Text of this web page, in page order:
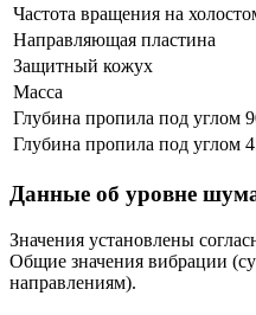
Частота вращения на
Направляющая пластина
Защитный кожух
Масса
Глубина пропила под углом
Глубина пропила под углом
Данные об уровне
Значения установлены
Общие значения вибрации
направлениям).